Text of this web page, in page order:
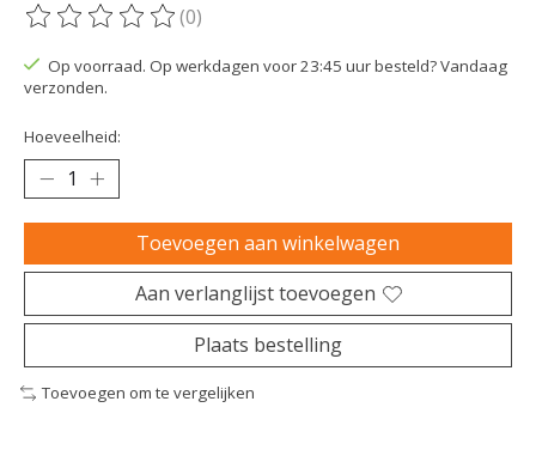
De beoordeling van dit product is
(0)
Op voorraad. Op werkdagen voor 23:45 uur besteld? Vandaag
verzonden.
Hoeveelheid:
Toevoegen aan winkelwagen
Aan verlanglijst toevoegen
Plaats bestelling
Toevoegen om te vergelijken